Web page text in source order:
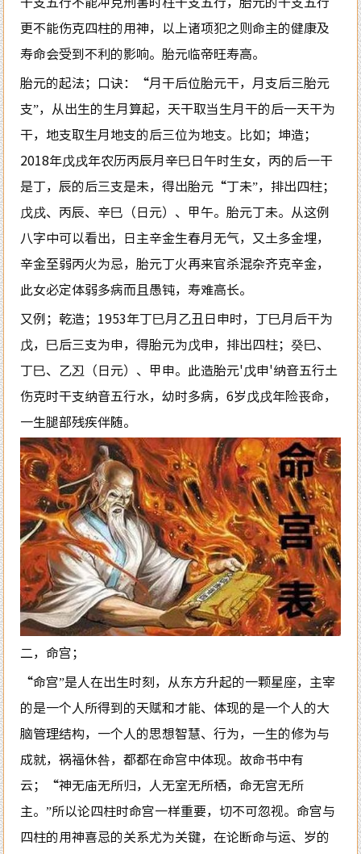
更不能伤克四柱的用神，以上诸项犯之则命主的健康及
寿命会受到不利的影响。胎元临帝旺寿高。
胎元的起法；口诀：“月干后位胎元干，月支后三胎元
支”，从出生的生月算起，天干取当生月干的后一天干为
干，地支取生月地支的后三位为地支。比如；坤造；
2018年戊戌年农历丙辰月辛巳日午时生女，丙的后一干
是丁，辰的后三支是未，得出胎元“丁未”，排出四柱；
戊戌、丙辰、辛巳（日元）、甲午。胎元丁未。从这例
八字中可以看出，日主辛金生春月无气，又土多金埋，
辛金至弱丙火为忌，胎元丁火再来官杀混杂齐克辛金，
此女必定体弱多病而且愚钝，寿难高长。
又例；乾造；1953年丁巳月乙丑日申时，丁巳月后干为
戊，巳后三支为申，得胎元为戊申，排出四柱；癸巳、
丁巳、乙丒（日元）、甲申。此造胎元'戊申'纳音五行土
伤克时干支纳音五行水，幼时多病，6岁戊戌年险丧命，
一生腿部残疾伴随。
二，命宫；
“命宫”是人在出生时刻，从东方升起的一颗星座，主宰
的是一个人所得到的天赋和才能、体现的是一个人的大
脑管理结构，一个人的思想智慧、行为，一生的修为与
成就，祸福休咎，都都在命宫中体现。故命书中有
云；“神无庙无所归，人无室无所栖，命无宫无所
主。”所以论四柱时命宫一样重要，切不可忽视。命宫与
四柱的用神喜忌的关系尤为关键，在论断命与运、岁的